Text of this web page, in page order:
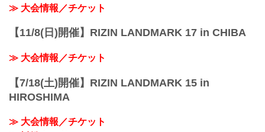
≫ 大会情報／チケット
【11/8(日)開催】RIZIN LANDMARK 17 in CHIBA
≫ 大会情報／チケット
【7/18(土)開催】RIZIN LANDMARK 15 in
HIROSHIMA
≫ 大会情報／チケット